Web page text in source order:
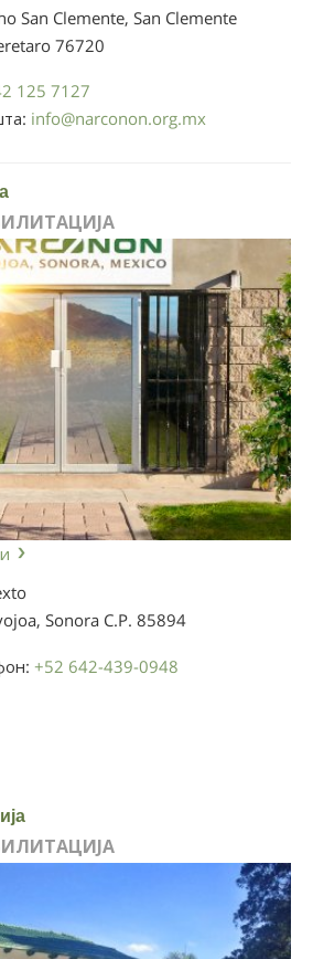
San Clemente, San Clemente
76720
125 7127
info@narconon.org.mx
Sonora C.P. 85894
+52 642-439-0948